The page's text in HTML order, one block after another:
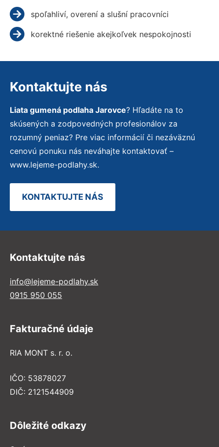
spoľahliví, overení a slušní pracovníci
korektné riešenie akejkoľvek nespokojnosti
Kontaktujte nás
Liata gumená podlaha Jarovce? Hľadáte na to
skúsených a zodpovedných profesionálov za
rozumný peniaz? Pre viac informácií či nezáväznú
cenovú ponuku nás neváhajte kontaktovať –
www.lejeme-podlahy.sk.
KONTAKTUJTE NÁS
Kontaktujte nás
info@lejeme-podlahy.sk
0915 950 055
Fakturačné údaje
RIA MONT s. r. o.
IČO: 53878027
DIČ: 2121544909
Dôležité odkazy